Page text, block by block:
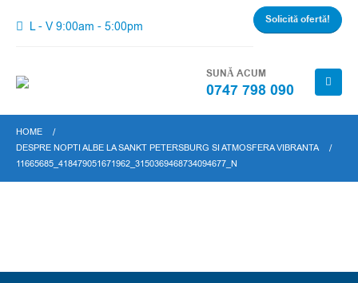
L - V 9:00am - 5:00pm Solicită ofertă!
SUNĂ ACUM
0747 798 090
HOME
DESPRE NOPTI ALBE LA SANKT PETERSBURG SI ATMOSFERA VIBRANTA
11665685_418479051671962_3150369468734094677_N